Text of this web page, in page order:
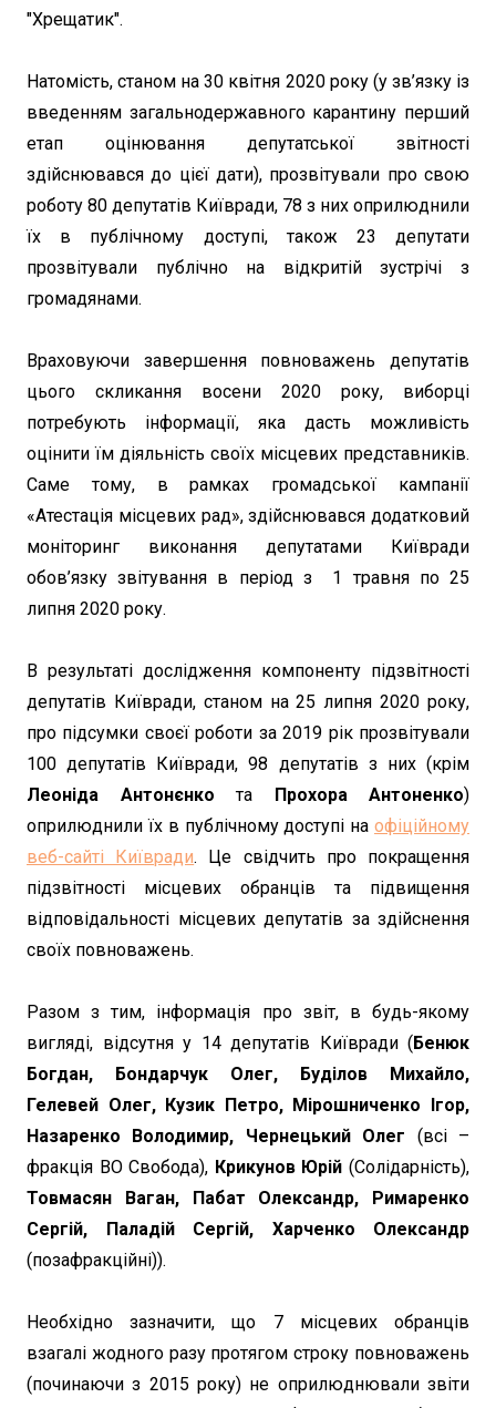
"Хрещатик".
Натомість, станом на 30 квітня 2020 року (у зв’язку із
введенням загальнодержавного карантину перший
етап оцінювання депутатської звітності
здійснювався до цієї дати), прозвітували про свою
роботу 80 депутатів Київради, 78 з них оприлюднили
їх в публічному доступі, також 23 депутати
прозвітували публічно на відкритій зустрічі з
громадянами.
Враховуючи завершення повноважень депутатів
цього скликання восени 2020 року, виборці
потребують інформації, яка дасть можливість
оцінити їм діяльність своїх місцевих представників.
Саме тому, в рамках громадської кампанії
«Атестація місцевих рад», здійснювався додатковий
моніторинг виконання депутатами Київради
обов’язку звітування в період з 1 травня по 25
липня 2020 року.
В результаті дослідження компоненту підзвітності
депутатів Київради, станом на 25 липня 2020 року,
про підсумки своєї роботи за 2019 рік прозвітували
100 депутатів Київради, 98 депутатів з них (крім
Леоніда Антонєнко та Прохора Антоненко)
оприлюднили їх в публічному доступі на офіційному
веб-сайті Київради. Це свідчить про покращення
підзвітності місцевих обранців та підвищення
відповідальності місцевих депутатів за здійснення
своїх повноважень.
Разом з тим, інформація про звіт, в будь-якому
вигляді, відсутня у 14 депутатів Київради (Бенюк
Богдан, Бондарчук Олег, Буділов Михайло,
Гелевей Олег, Кузик Петро, Мірошниченко Ігор,
Назаренко Володимир, Чернецький Олег (всі –
фракція ВО Свобода), Крикунов Юрій(Солідарність),
Товмасян Ваган, Пабат Олександр, Римаренко
Сергій, Паладій Сергій, Харченко Олександр
(позафракційні)).
Необхідно зазначити, що 7 місцевих обранців
взагалі жодного разу протягом строку повноважень
(починаючи з 2015 року) не оприлюднювали звіти